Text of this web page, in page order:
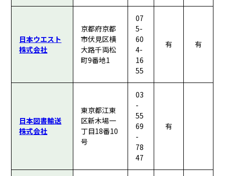
日本ウエスト
株式会社
京都府京都
市伏見区横
大路千両松
町9番地1
07
5-
60
4-
16
55
有 有
日本図書輸送
株式会社
東京都江東
区新木場一
丁目18番10
号
03
-
55
69
-
78
47
有